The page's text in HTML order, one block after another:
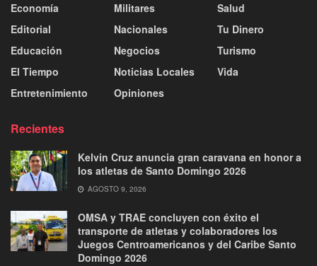
Economía
Editorial
Educación
El Tiempo
Entretenimiento
Militares
Nacionales
Negocios
Noticias Locales
Opiniones
Salud
Tu Dinero
Turismo
Vida
Recientes
Kelvin Cruz anuncia gran caravana en honor a
los atletas de Santo Domingo 2026
AGOSTO 9, 2026
OMSA y TRAE concluyen con éxito el
transporte de atletas y colaboradores los
Juegos Centroamericanos y del Caribe Santo
Domingo 2026